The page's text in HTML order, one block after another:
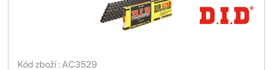
Kód zboží : AC3529